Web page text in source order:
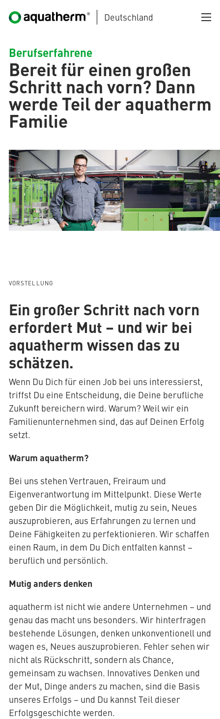
Deutschland
AQUATHERM BLACK
AQUATHERM BLUE
AQUATHERM GREEN
AQUATHERM ENERGY
AQUATHERM SERVICES
Internationale
Partner
finden
Blog
Content
Hub
Planungshilfen
Karriere
Downloads
News
Berufserfahrene
Bereit für einen großen
Schritt nach vorn? Dann
werde Teil der aquatherm
Familie
VORSTELLUNG
Ein großer Schritt nach vorn
erfordert Mut – und wir bei
aquatherm wissen das zu
schätzen.
Wenn Du Dich für einen Job bei uns interessierst,
triffst Du eine Entscheidung, die Deine berufliche
Zukunft bereichern wird. Warum? Weil wir ein
Familienunternehmen sind, das auf Deinen Erfolg
setzt.
Warum aquatherm?
Bei uns stehen Vertrauen, Freiraum und
Eigenverantwortung im Mittelpunkt. Diese Werte
geben Dir die Möglichkeit, mutig zu sein, Neues
auszuprobieren, aus Erfahrungen zu lernen und
Deine Fähigkeiten zu perfektionieren. Wir schaffen
einen Raum, in dem Du Dich entfalten kannst –
beruflich und persönlich.
Mutig anders denken
aquatherm ist nicht wie andere Unternehmen – und
genau das macht uns besonders. Wir hinterfragen
bestehende Lösungen, denken unkonventionell und
wagen es, Neues auszuprobieren. Fehler sehen wir
nicht als Rückschritt, sondern als Chance,
gemeinsam zu wachsen. Innovatives Denken und
der Mut, Dinge anders zu machen, sind die Basis
unseres Erfolgs – und Du kannst Teil dieser
Erfolgsgeschichte werden.